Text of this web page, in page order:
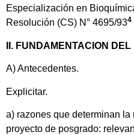
Especialización en
Resolución (CS) N° 4695/934
II. FUNDAMENTACION
A) Antecedentes.
Explicitar.
a) razones que determinan la
proyecto de posgrado: